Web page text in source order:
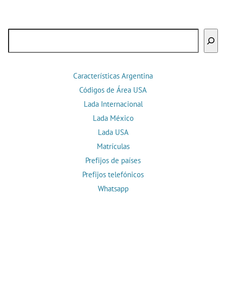
Características Argentina
Códigos de Área USA
Lada Internacional
Lada México
Lada USA
Matrículas
Prefijos de países
Prefijos telefónicos
Whatsapp